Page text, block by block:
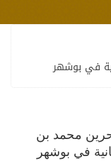
في بوشهر
محمد بن
في بوشهر